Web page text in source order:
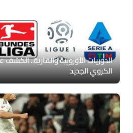
الدوريات الأوروبية والقارية.. الكشف
الكروي الجديد